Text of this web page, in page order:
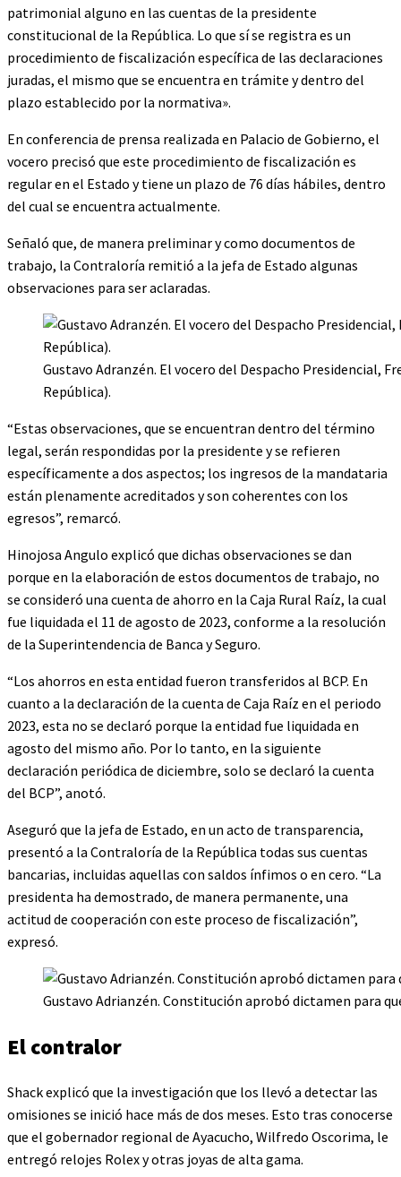
patrimonial alguno en las cuentas de la presidente
constitucional de la República. Lo que sí se registra es un
procedimiento de fiscalización específica de las declaraciones
juradas, el mismo que se encuentra en trámite y dentro del
plazo establecido por la normativa».
En conferencia de prensa realizada en Palacio de Gobierno, el
vocero precisó que este procedimiento de fiscalización es
regular en el Estado y tiene un plazo de 76 días hábiles, dentro
del cual se encuentra actualmente.
Señaló que, de manera preliminar y como documentos de
trabajo, la Contraloría remitió a la jefa de Estado algunas
observaciones para ser aclaradas.
Gustavo Adranzén. El vocero del Despacho Presidencial,
República).
“Estas observaciones, que se encuentran dentro del término
legal, serán respondidas por la presidente y se refieren
específicamente a dos aspectos; los ingresos de la mandataria
están plenamente acreditados y son coherentes con los
egresos”, remarcó.
Hinojosa Angulo explicó que dichas observaciones se dan
porque en la elaboración de estos documentos de trabajo, no
se consideró una cuenta de ahorro en la Caja Rural Raíz, la cual
fue liquidada el 11 de agosto de 2023, conforme a la resolución
de la Superintendencia de Banca y Seguro.
“Los ahorros en esta entidad fueron transferidos al BCP. En
cuanto a la declaración de la cuenta de Caja Raíz en el periodo
2023, esta no se declaró porque la entidad fue liquidada en
agosto del mismo año. Por lo tanto, en la siguiente
declaración periódica de diciembre, solo se declaró la cuenta
del BCP”, anotó.
Aseguró que la jefa de Estado, en un acto de transparencia,
presentó a la Contraloría de la República todas sus cuentas
bancarias, incluidas aquellas con saldos ínfimos o en cero. “La
presidenta ha demostrado, de manera permanente, una
actitud de cooperación con este proceso de fiscalización”,
expresó.
Gustavo Adrianzén. Constitución aprobó dictamen para
El contralor
Shack explicó que la investigación que los llevó a detectar las
omisiones se inició hace más de dos meses. Esto tras conocerse
que el gobernador regional de Ayacucho, Wilfredo Oscorima, le
entregó relojes Rolex y otras joyas de alta gama.